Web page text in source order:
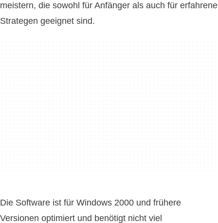
meistern, die sowohl für Anfänger als auch für erfahrene
Strategen geeignet sind.
Die Software ist für Windows 2000 und frühere
Versionen optimiert und benötigt nicht viel